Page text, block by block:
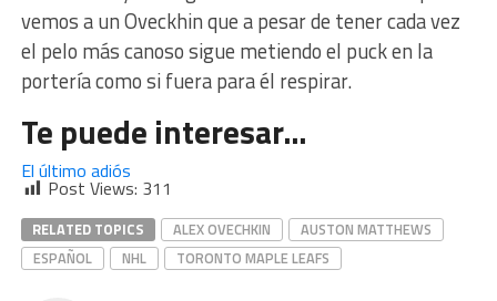
vemos a un Oveckhin que a pesar de tener cada vez
el pelo más canoso sigue metiendo el puck en la
portería como si fuera para él respirar.
Te puede interesar…
El último adiós
Post Views: 311
RELATED TOPICS ALEX OVECHKIN
AUSTON MATTHEWS
ESPAÑOL
NHL TORONTO MAPLE LEAFS